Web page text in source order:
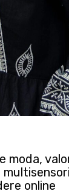
moda,
online